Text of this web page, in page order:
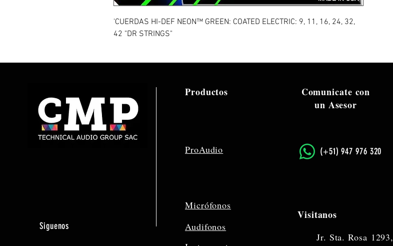
'CUERDAS HI-DEF NEON™ GREEN: COATED ELECTRIC: 9, 11, 16, 24, 32,
42 "DR STRINGS"
Siguenos
Productos
ProAudio
Micrófonos
Audifonos
Comunicate con
un Asesor
​(+51) 947 976 320
Visitanos
Jr. Sta. Rosa 1293,